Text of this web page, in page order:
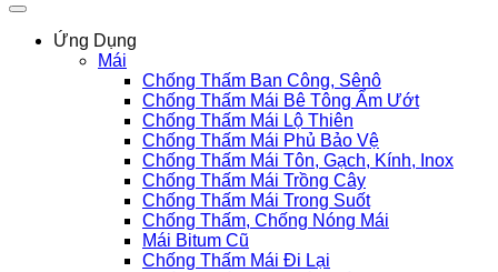
Ứng Dụng
Mái
Chống Thấm Ban Công, Sênô
Chống Thấm Mái Bê Tông Ẩm Ướt
Chống Thấm Mái Lộ Thiên
Chống Thấm Mái Phủ Bảo Vệ
Chống Thấm Mái Tôn, Gạch, Kính, Inox
Chống Thấm Mái Trồng Cây
Chống Thấm Mái Trong Suốt
Chống Thấm, Chống Nóng Mái
Mái Bitum Cũ
Chống Thấm Mái Đi Lại